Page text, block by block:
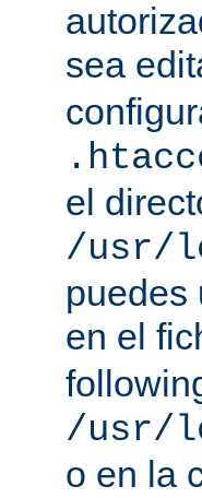
sea
el
/usr/
puedes
en el
/usr/
o en la